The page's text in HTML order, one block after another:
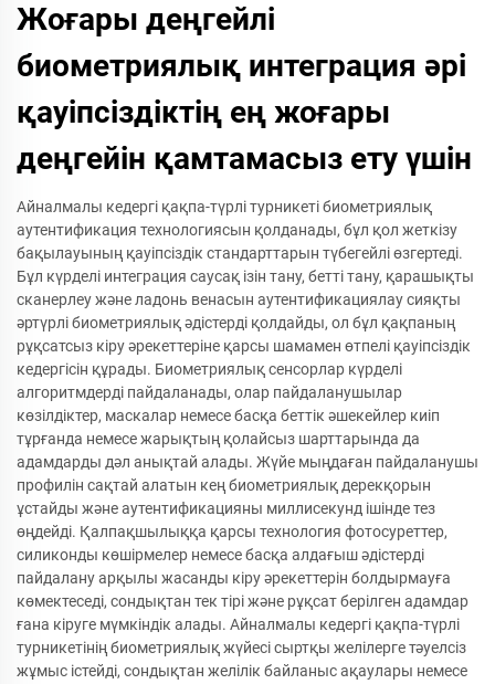
Жоғары деңгейлі
биометриялық интеграция әрі
қауіпсіздіктің ең жоғары
деңгейін қамтамасыз ету үшін
Айналмалы кедергі қақпа-түрлі турникеті биометриялық
аутентификация технологиясын қолданады, бұл қол жеткізу
бақылауының қауіпсіздік стандарттарын түбегейлі өзгертеді.
Бұл күрделі интеграция саусақ ізін тану, бетті тану, қарашықты
сканерлеу және ладонь венасын аутентификациялау сияқты
әртүрлі биометриялық әдістерді қолдайды, ол бұл қақпаның
рұқсатсыз кіру әрекеттеріне қарсы шамамен өтпелі қауіпсіздік
кедергісін құрады. Биометриялық сенсорлар күрделі
алгоритмдерді пайдаланады, олар пайдаланушылар
көзілдіктер, маскалар немесе басқа беттік әшекейлер киіп
тұрғанда немесе жарықтың қолайсыз шарттарында да
адамдарды дәл анықтай алады. Жүйе мыңдаған пайдаланушы
профилін сақтай алатын кең биометриялық дерекқорын
ұстайды және аутентификацияны миллисекунд ішінде тез
өңдейді. Қалпақшылыққа қарсы технология фотосуреттер,
силиконды көшірмелер немесе басқа алдағыш әдістерді
пайдалану арқылы жасанды кіру әрекеттерін болдырмауға
көмектеседі, сондықтан тек тірі және рұқсат берілген адамдар
ғана кіруге мүмкіндік алады. Айналмалы кедергі қақпа-түрлі
турникетінің биометриялық жүйесі сыртқы желілерге тәуелсіз
жұмыс істейді, сондықтан желілік байланыс ақаулары немесе